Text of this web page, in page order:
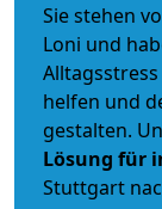
Sie stehen
Loni und
helfen und
gestalten.
Lösung für
Stuttgart